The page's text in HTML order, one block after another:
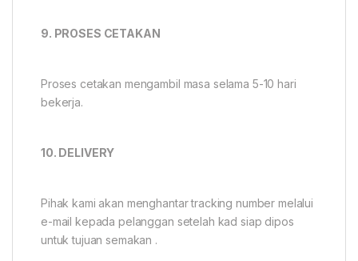
9. PROSES CETAKAN
Proses cetakan mengambil masa selama 5-10 hari
bekerja.
10. DELIVERY
Pihak kami akan menghantar tracking number melalui
e-mail kepada pelanggan setelah kad siap dipos
untuk tujuan semakan .